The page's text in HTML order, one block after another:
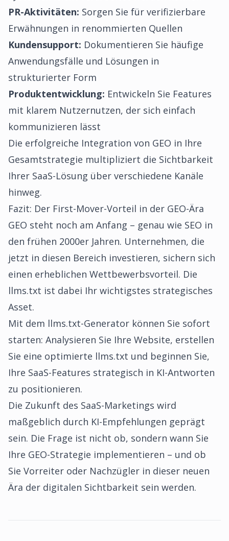
PR-Aktivitäten: Sorgen Sie für verifizierbare
Erwähnungen in renommierten Quellen
Kundensupport: Dokumentieren Sie häufige
Anwendungsfälle und Lösungen in
strukturierter Form
Produktentwicklung: Entwickeln Sie Features
mit klarem Nutzernutzen, der sich einfach
kommunizieren lässt
Die erfolgreiche Integration von GEO in Ihre
Gesamtstrategie multipliziert die Sichtbarkeit
Ihrer SaaS-Lösung über verschiedene Kanäle
hinweg.
Fazit: Der First-Mover-Vorteil in der GEO-Ära
GEO steht noch am Anfang – genau wie SEO in
den frühen 2000er Jahren. Unternehmen, die
jetzt in diesen Bereich investieren, sichern sich
einen erheblichen Wettbewerbsvorteil. Die
llms.txt ist dabei Ihr wichtigstes strategisches
Asset.
Mit dem llms.txt-Generator können Sie sofort
starten: Analysieren Sie Ihre Website, erstellen
Sie eine optimierte llms.txt und beginnen Sie,
Ihre SaaS-Features strategisch in KI-Antworten
zu positionieren.
Die Zukunft des SaaS-Marketings wird
maßgeblich durch KI-Empfehlungen geprägt
sein. Die Frage ist nicht ob, sondern wann Sie
Ihre GEO-Strategie implementieren – und ob
Sie Vorreiter oder Nachzügler in dieser neuen
Ära der digitalen Sichtbarkeit sein werden.